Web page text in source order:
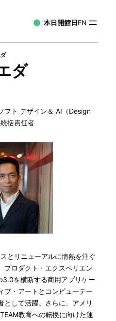
本日開館日EN
ダ
フト デザイン＆ AI（Design
括責任者
とリニューアルに情熱を注ぐ
プロダクト・エクスペリエン
を横断する商用アプリケー
ブ・アートとコンピューテー
として活躍。さらに、アメリ
教育への転換に向けた運